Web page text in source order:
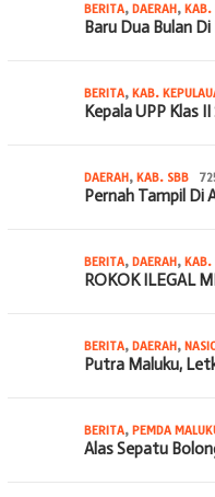
BERITA, DAERAH, KAB.
Baru Dua Bulan
BERITA, KAB.
Kepala UPP Klas
DAERAH, KAB. SBB
Pernah Tampil Di
BERITA, DAERAH, KAB.
ROKOK ILEGAL
BERITA, DAERAH,
Putra Maluku,
BERITA, PEMDA
Alas Sepatu